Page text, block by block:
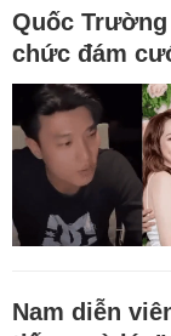
Quốc
chức đám
Nam diễn